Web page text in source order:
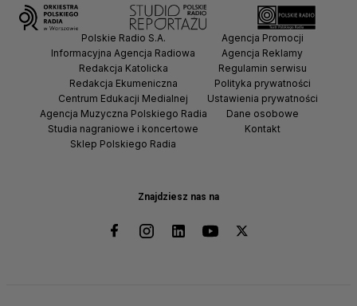
Znajdziesz nas na
Polskie Radio S.A.
Informacyjna Agencja Radiowa
Redakcja Katolicka
Redakcja Ekumeniczna
Centrum Edukacji Medialnej
Agencja Muzyczna Polskiego Radia
Studia nagraniowe i koncertowe
Sklep Polskiego Radia
Agencja Promocji
Agencja Reklamy
Regulamin serwisu
Polityka prywatności
Ustawienia prywatności
Dane osobowe
Kontakt